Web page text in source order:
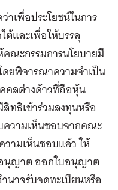
เพื่อประโยชน์ในการ
และเพื่อให้บรรลุ
คณะกรรมการนโยบายมี
ยพิจารณาความจำเป็น
คลต่างด้าวที่ถือหุ้น
ทธิเข้าร่วมลงทุนหรือ
ความเห็นชอบจากคณะ
ามเห็นชอบแล้ว ให้
นุญาต ออกใบอนุญาต
นาจรับจดทะเบียนหรือ